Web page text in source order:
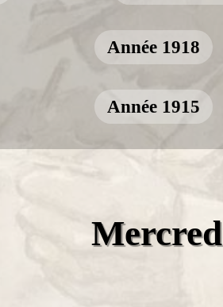
Année 1918
Année 1915